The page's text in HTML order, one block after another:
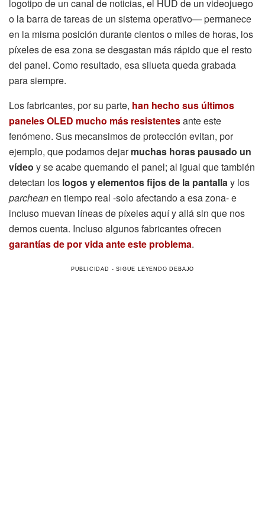
logotipo de un canal de noticias, el HUD de un videojuego
o la barra de tareas de un sistema operativo— permanece
en la misma posición durante cientos o miles de horas, los
píxeles de esa zona se desgastan más rápido que el resto
del panel. Como resultado, esa silueta queda grabada
para siempre.
Los fabricantes, por su parte, han hecho sus últimos
paneles OLED mucho más resistentesante este
fenómeno. Sus mecansimos de protección evitan, por
ejemplo, que podamos dejarmuchas horas pausado un
vídeo y se acabe quemando el panel; al igual que también
detectan los logos y elementos fijos de la pantallay los
parcheanen tiempo real -solo afectando a esa zona- e
incluso muevan líneas de píxeles aquí y allá sin que nos
demos cuenta. Incluso algunos fabricantes ofrecen
garantías de por vida ante este problema.